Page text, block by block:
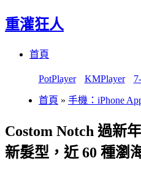
重灌狂人
首頁
PotPlayer KMPlayer
首頁 » 手機：iPhone
Costom Notch 過新
新髮型，近 60 種瀏